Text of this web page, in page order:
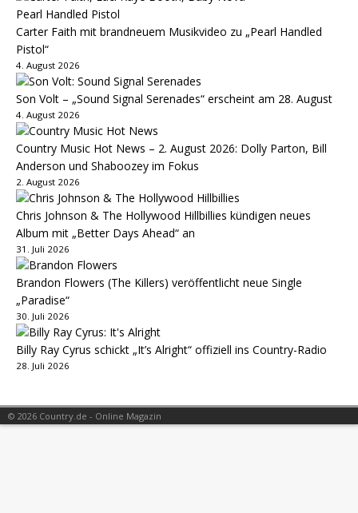
Carter Faith mit brandneuem Musikvideo zu „Pearl Handled
Pistol“
4. August 2026
Son Volt – „Sound Signal Serenades“ erscheint am 28. August
4. August 2026
Country Music Hot News – 2. August 2026: Dolly Parton, Bill
Anderson und Shaboozey im Fokus
2. August 2026
Chris Johnson & The Hollywood Hillbillies kündigen neues
Album mit „Better Days Ahead“ an
31. Juli 2026
Brandon Flowers (The Killers) veröffentlicht neue Single
„Paradise“
30. Juli 2026
Billy Ray Cyrus schickt „It’s Alright“ offiziell ins Country-Radio
28. Juli 2026
© 2026 Country.de - Online Magazin